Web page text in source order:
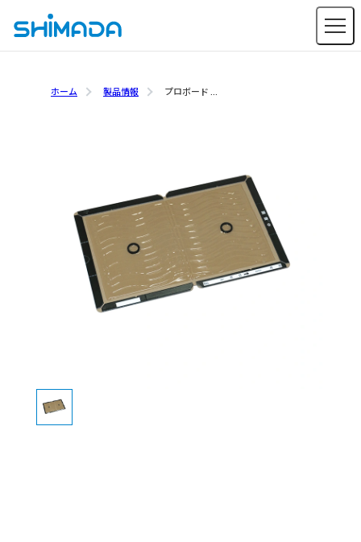
ホーム 製品情報 プロボード ...